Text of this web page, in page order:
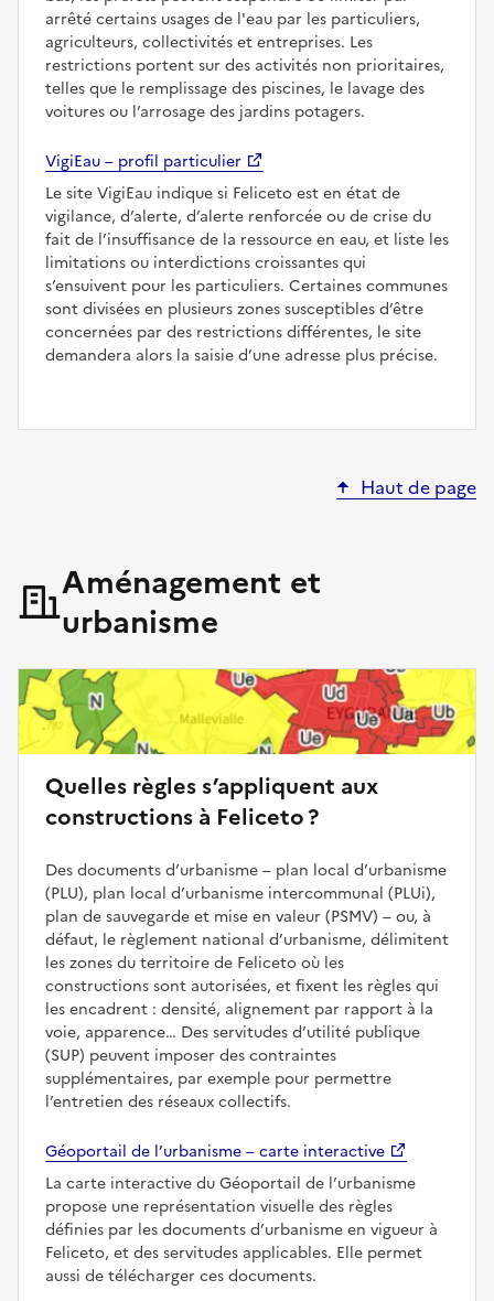
arrêté certains usages de l'eau par les particuliers,
agriculteurs, collectivités et entreprises. Les
restrictions portent sur des activités non prioritaires,
telles que le remplissage des piscines, le lavage des
voitures ou l’arrosage des jardins potagers.
VigiEau – profil particulier
Le site VigiEau indique si Feliceto est en état de
vigilance, d’alerte, d’alerte renforcée ou de crise du
fait de l’insuffisance de la ressource en eau, et liste les
limitations ou interdictions croissantes qui
s’ensuivent pour les particuliers. Certaines communes
sont divisées en plusieurs zones susceptibles d’être
concernées par des restrictions différentes, le site
demandera alors la saisie d’une adresse plus précise.
Haut de page
Aménagement et
urbanisme
Quelles règles s’appliquent aux
constructions à Feliceto ?
Des documents d’urbanisme – plan local d’urbanisme
(PLU), plan local d’urbanisme intercommunal (PLUi),
plan de sauvegarde et mise en valeur (PSMV) – ou, à
défaut, le règlement national d’urbanisme, délimitent
les zones du territoire de Feliceto où les
constructions sont autorisées, et fixent les règles qui
les encadrent : densité, alignement par rapport à la
voie, apparence… Des servitudes d’utilité publique
(SUP) peuvent imposer des contraintes
supplémentaires, par exemple pour permettre
l’entretien des réseaux collectifs.
Géoportail de l’urbanisme – carte interactive
La carte interactive du Géoportail de l’urbanisme
propose une représentation visuelle des règles
définies par les documents d’urbanisme en vigueur à
Feliceto, et des servitudes applicables. Elle permet
aussi de télécharger ces documents.